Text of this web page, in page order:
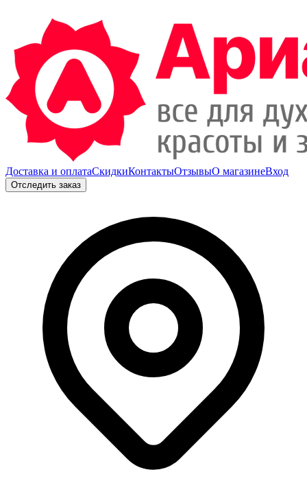
Доставка и оплатаСкидкиКонтактыОтзывыО магазинеВход
Отследить заказ